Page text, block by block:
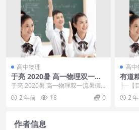
高中物理
于亮 2020暑 高一物理双一流
暑假班
于亮 2020暑 高一物理双一流暑假
班 7讲带讲义完结目录：├─于亮65
9141...
2 年前 18 0
高中
有道
一轮
├─【
北上
2
作者信息